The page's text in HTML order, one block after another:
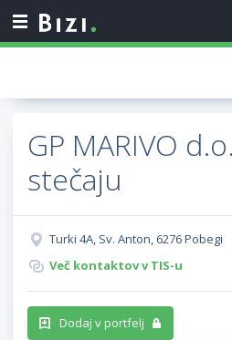
GP MARIVO
stečaju
Turki 4A, Sv. Anton, 6276 Pobegi
Več kontaktov v TIS-u
Dodaj v portfelj